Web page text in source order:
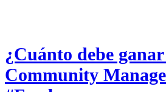
¿Cuánto debe
Community